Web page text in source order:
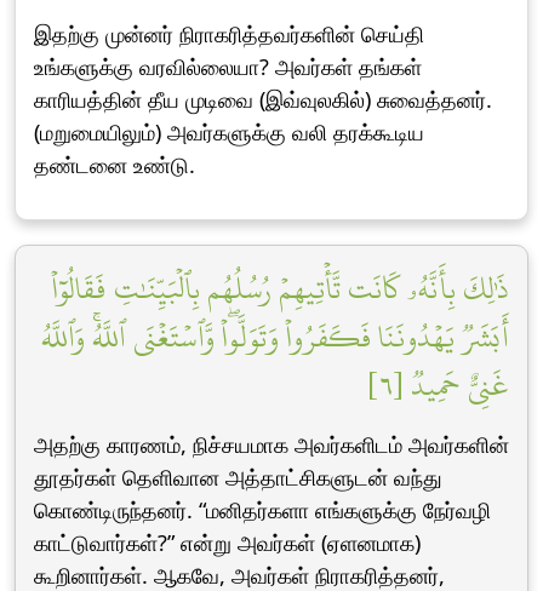
இதற்கு முன்னர் நிராகரித்தவர்களின் செய்தி
உங்களுக்கு வரவில்லையா? அவர்கள் தங்கள்
காரியத்தின் தீய முடிவை (இவ்வுலகில்) சுவைத்தனர்.
(மறுமையிலும்) அவர்களுக்கு வலி தரக்கூடிய
தண்டனை உண்டு.
ذَٰلِكَ بِأَنَّهُۥ كَانَت تَّأۡتِيهِمۡ رُسُلُهُم بِٱلۡبَيِّنَٰتِ فَقَالُوٓاْ
أَبَشَرٞ يَهۡدُونَنَا فَكَفَرُواْ وَتَوَلَّواْۖ وَّٱسۡتَغۡنَى ٱللَّهُۚ وَٱللَّهُ
غَنِيٌّ حَمِيدٞ [٦]
அதற்கு காரணம், நிச்சயமாக அவர்களிடம் அவர்களின்
தூதர்கள் தெளிவான அத்தாட்சிகளுடன் வந்து
கொண்டிருந்தனர். “மனிதர்களா எங்களுக்கு நேர்வழி
காட்டுவார்கள்?” என்று அவர்கள் (ஏளனமாக)
கூறினார்கள். ஆகவே, அவர்கள் நிராகரித்தனர்,